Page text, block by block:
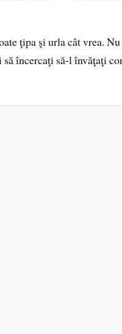
ţipa şi urla cât vrea.
să încercaţi să-l învăţaţi